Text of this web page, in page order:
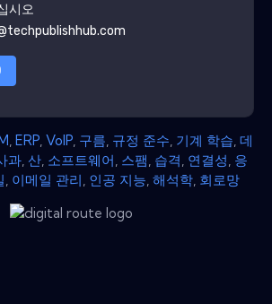
시오
ERP VoIP 구름 규정 준수 기계 학습 데
과 산 소프트웨어 스팸 습격 연결성 응
이메일 관리 인공 지능 해석학 회로망